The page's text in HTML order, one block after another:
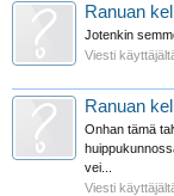
Ranuan
Jotenkin
Viesti
Ranuan
Onhan tämä
vei...
Viesti